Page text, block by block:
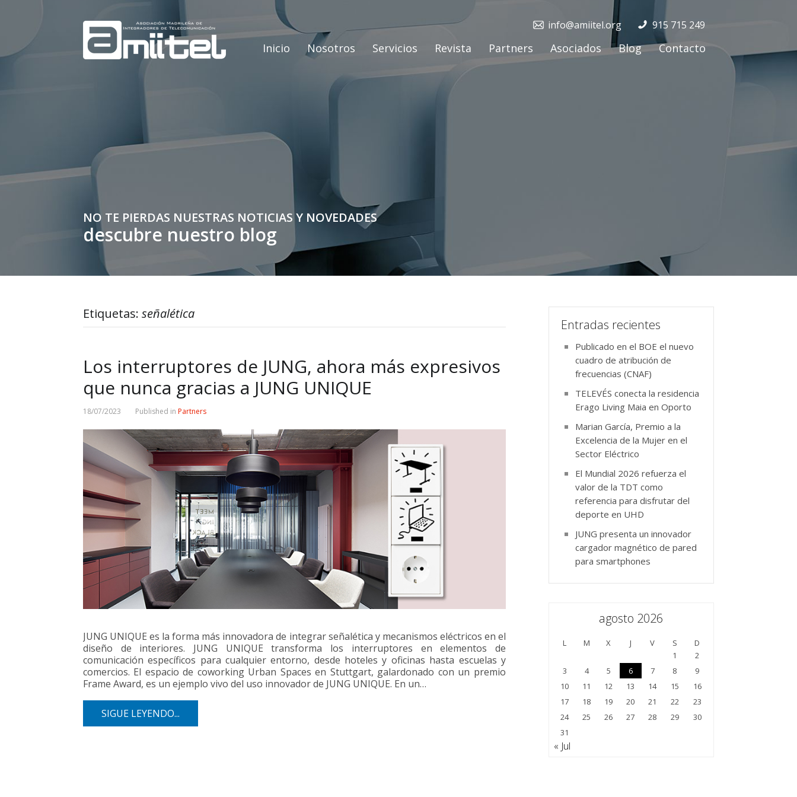
915 715 249
info@amiitel.org
Inicio Nosotros Servicios Revista Partners Asociados Blog Contacto
NO TE PIERDAS NUESTRAS NOTICIAS Y NOVEDADES
descubre nuestro blog
Etiquetas: señalética
Los interruptores de JUNG, ahora más expresivos
que nunca gracias a JUNG UNIQUE
18/07/2023 Published in Partners
JUNG UNIQUE es la forma más innovadora de integrar señalética y mecanismos eléctricos en el
diseño de interiores. JUNG UNIQUE transforma los interruptores en elementos de
comunicación específicos para cualquier entorno, desde hoteles y oficinas hasta escuelas y
comercios. El espacio de coworking Urban Spaces en Stuttgart, galardonado con un premio
Frame Award, es un ejemplo vivo del uso innovador de JUNG UNIQUE. En un…
SIGUE LEYENDO...
Entradas recientes
Publicado en el BOE el nuevo
cuadro de atribución de
frecuencias (CNAF)
TELEVÉS conecta la residencia
Erago Living Maia en Oporto
Marian García, Premio a la
Excelencia de la Mujer en el
Sector Eléctrico
El Mundial 2026 refuerza el
valor de la TDT como
referencia para disfrutar del
deporte en UHD
JUNG presenta un innovador
cargador magnético de pared
para smartphones
agosto 2026
L M X J V S
D
1
2
3
4 5 6 7 8
9
10
11 12 13 14 15
16
17
18 19 20 21 22
23
24
25 26 27 28 29
30
31
« Jul